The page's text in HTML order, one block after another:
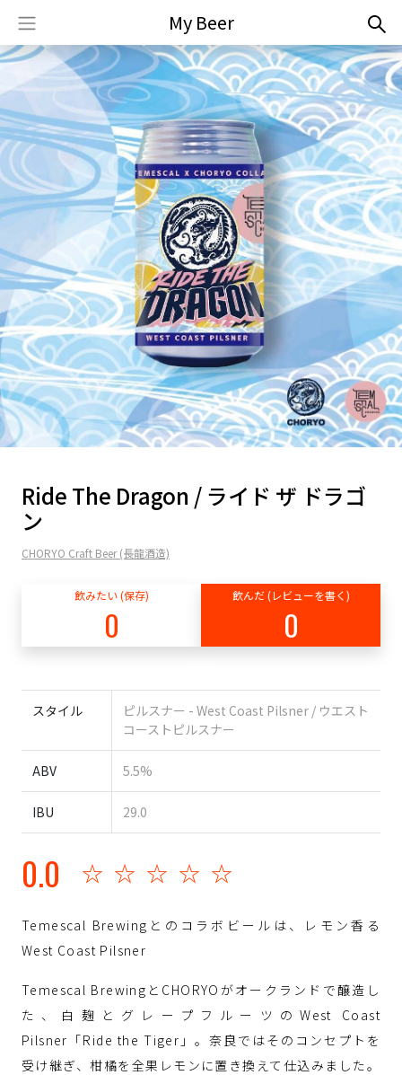
My Beer
Ride The Dragon / ライド ザ ドラゴ
ン
CHORYO Craft Beer (長龍酒造)
飲みたい (保存)
0
飲んだ (レビューを書く)
0
スタイル
ピルスナー - West Coast Pilsner / ウエスト
コーストピルスナー
ABV 5.5%
IBU 29.0
0.0 ☆☆☆☆☆
Temescal Brewingとのコラボビールは、レモン香る
West Coast Pilsner
Temescal BrewingとCHORYOがオークランドで醸造し
た、白麹とグレープフルーツのWest Coast
Pilsner「Ride the Tiger」。奈良ではそのコンセプトを
受け継ぎ、柑橘を全果レモンに置き換えて仕込みました。